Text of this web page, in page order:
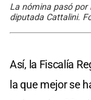
La nómina pasó por
diputada Cattalini.
Así, la Fiscalía
la que mejor se